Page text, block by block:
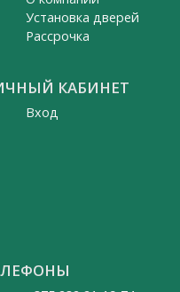
Установка дверей
Рассрочка
КАБИНЕТ
Вход